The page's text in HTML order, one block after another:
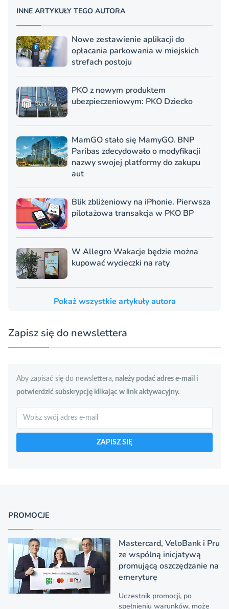
INNE ARTYKUŁY TEGO AUTORA
Nowe zestawienie aplikacji do
opłacania parkowania w miejskich
strefach postoju
PKO z nowym produktem
ubezpieczeniowym: PKO Dziecko
MamGO stało się MamyGO. BNP
Paribas zdecydowało o modyfikacji
nazwy swojej platformy do zakupu
aut
Blik zbliżeniowy na iPhonie. Pierwsza
pilotażowa transakcja w PKO BP
W Allegro Wakacje będzie można
kupować wycieczki na raty
Pokaż wszystkie artykuły autora
Zapisz się do newslettera
Aby zapisać się do newslettera, należy podać adres e-mail i
potwierdzić subskrypcję klikając w link aktywacyjny.
Szukaj
ZAPISZ SIĘ
PROMOCJE
Mastercard, VeloBank i Pru
ze wspólną inicjatywą
promującą oszczędzanie na
emeryturę
Uczestnik promocji, po
spełnieniu warunków, może